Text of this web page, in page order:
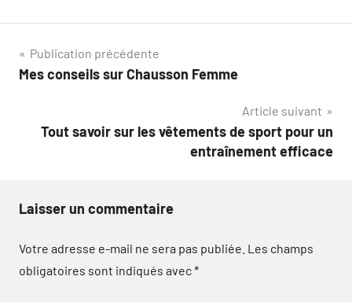
Navigation
de
Publication précédente
Mes conseils sur Chausson Femme
Article suivant
Tout savoir sur les vêtements de sport pour un
entraînement efficace
Laisser un commentaire
Votre adresse e-mail ne sera pas publiée. Les champs
obligatoires sont indiqués avec*